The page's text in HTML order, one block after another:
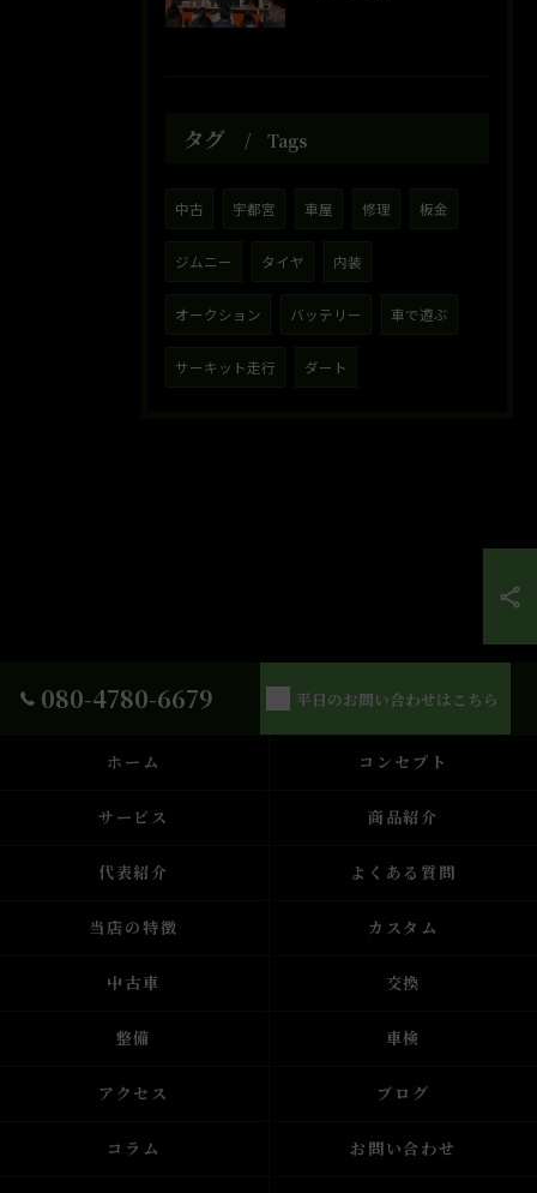
タグ Tags
中古 宇都宮 車屋 修理 板金
ジムニー タイヤ 内装
オークション バッテリー 車で遊ぶ
サーキット走行 ダート
080-4780-6679 平日のお問い合わせはこちら
ホーム コンセプト
サービス 商品紹介
代表紹介 よくある質問
当店の特徴 カスタム
中古車 交換
整備 車検
アクセス ブログ
コラム お問い合わせ